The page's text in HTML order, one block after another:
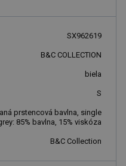
SX962619
B&C COLLECTION
biela
S
prstencová bavlna, single
85% bavlna, 15% viskóza
B&C Collection